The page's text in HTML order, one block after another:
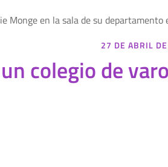
27 DE ABRIL
colegio de